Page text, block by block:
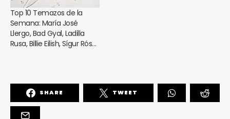
Top 10 Temazos de la
Semana: María José
Llergo, Bad Gyal, Ladilla
Rusa, Billie Eilish, Sígur Rós…
SHARE TWEET